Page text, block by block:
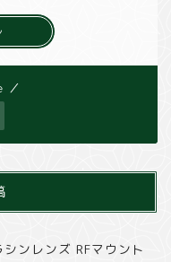
／
ンレンズ RFマウント